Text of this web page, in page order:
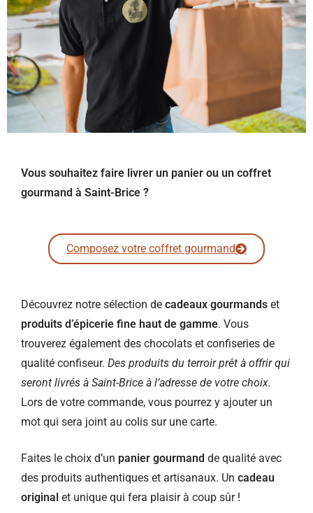
Vous souhaitez faire livrer un panier ou un coffret
gourmand à Saint-Brice ?
Composez votre coffret gourmand
Découvrez notre sélection de cadeaux gourmands et
produits d’épicerie fine haut de gamme. Vous
trouverez également des chocolats et confiseries de
qualité confiseur. Des produits du terroir prêt à offrir qui
seront livrés à Saint-Brice à l’adresse de votre choix.
Lors de votre commande, vous pourrez y ajouter un
mot qui sera joint au colis sur une carte.
Faites le choix d’un panier gourmand de qualité avec
des produits authentiques et artisanaux. Un cadeau
original et unique qui fera plaisir à coup sûr !